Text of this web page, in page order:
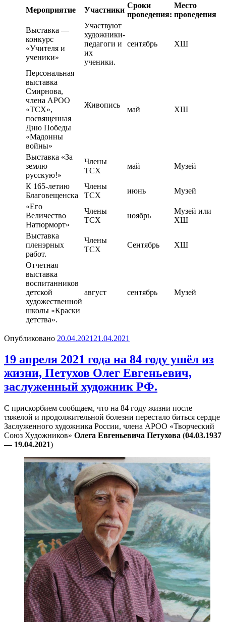
Мероприятие Участники
Сроки
проведения:
Место
проведения
Выставка —
конкурс
«Учителя и
ученики»
Участвуют
художники-
педагоги и
их
ученики.
сентябрь ХШ
Персональная
выставка
Смирнова,
члена АРОО
«ТСХ»,
посвященная
Дню Победы
«Мадонны
войны»
Живопись
май ХШ
Выставка «За
землю
русскую!»
Члены
ТСХ
май Музей
К 165-летию
Благовещенска
Члены
ТСХ
июнь
Музей
«Его
Величество
Натюрморт»
Члены
ТСХ
ноябрь
Музей или
ХШ
Выставка
пленэрных
работ.
Члены
ТСХ
Сентябрь ХШ
Отчетная
выставка
воспитанников
детской
художественной
школы «Краски
детства».
август сентябрь Музей
Опубликовано 20.04.2021 21.04.2021
19 апреля 2021 года на 84 году ушёл из
жизни, Петухов Олег Евгеньевич,
заслуженный художник РФ.
С прискорбием сообщаем, что на 84 году жизни после
тяжелой и продолжительной болезни перестало биться сердце
Заслуженного художника России, члена АРОО «Творческий
Союз Художников» Олега Евгеньевича Петухова (04.03.1937
— 19.04.2021)